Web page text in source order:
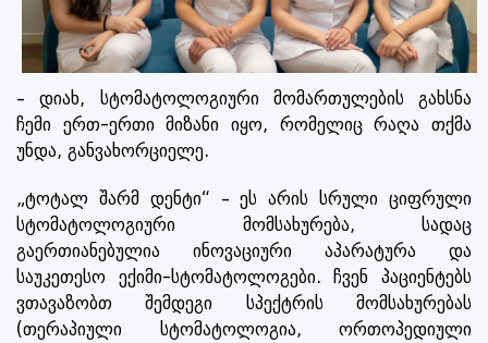
– დიახ, სტომატოლოგიური მომართულების გახსნა
ჩემი ერთ-ერთი მიზანი იყო, რომელიც რაღა თქმა
უნდა, განვახორციელე.
„ტოტალ შარმ დენტი“ – ეს არის სრული ციფრული
სტომატოლოგიური მომსახურება, სადაც
გაერთიანებულია ინოვაციური აპარატურა და
საუკეთესო ექიმი-სტომატოლოგები. ჩვენ პაციენტებს
ვთავაზობთ შემდეგი სპექტრის მომსახურებას
(თერაპიული სტომატოლოგია, ორთოპედიული